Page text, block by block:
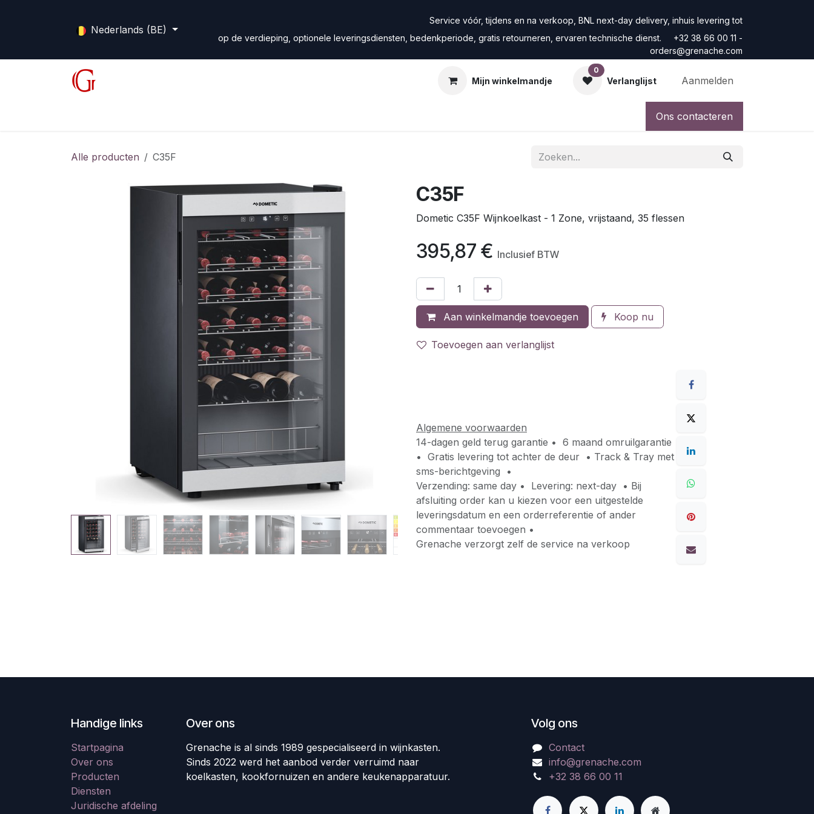
Nederlands (BE)
Service vóór, tijdens en na verkoop, BNL next-day delivery, inhuis levering tot
op de verdieping, optionele leveringsdiensten, bedenkperiode, gratis retourneren, ervaren technische dienst. +32 38 66 00 11 -
orders@grenache.com
Mijn winkelmandje
0
Verlanglijst Aanmelden
Ons contacteren
Alle producten C35F
C35F
Dometic C35F Wijnkoelkast - 1 Zone, vrijstaand, 35 flessen
395,87 € Inclusief BTW
Aan winkelmandje toevoegen Koop nu
Toevoegen aan verlanglijst
Algemene voorwaarden
14-dagen geld terug garantie • 6 maand omruilgarantie
• Gratis levering tot achter de deur • Track & Tray met
sms-berichtgeving •
Verzending: same day • Levering: next-day • Bij
afsluiting order kan u kiezen voor een uitgestelde
leveringsdatum en een orderreferentie of ander
commentaar toevoegen •
Grenache verzorgt zelf de service na verkoop
Handige links
Startpagina
Over ons
Producten
Diensten
Juridische afdeling
Over ons
Grenache is al sinds 1989 gespecialiseerd in wijnkasten.
Sinds 2022 werd het aanbod verder verruimd naar
koelkasten, kookfornuizen en andere keukenapparatuur.
Volg ons
Contact
info@grenache.com
+32 38 66 00 11